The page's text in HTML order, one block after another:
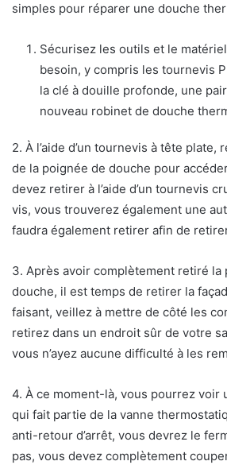
simples pour réparer une douche
Sécurisez les outils et le
besoin, y compris les tournevis
la clé à douille profonde, une
nouveau robinet de douche
2. À l’aide d’un tournevis à tête plate,
de la poignée de douche pour
devez retirer à l’aide d’un tournevis
vis, vous trouverez également une
faudra également retirer afin de
3. Après avoir complètement retiré la
douche, il est temps de retirer la
faisant, veillez à mettre de côté les
retirez dans un endroit sûr de votre
vous n’ayez aucune difficulté à les
4. À ce moment-là, vous pourrez voir
qui fait partie de la vanne
anti-retour d’arrêt, vous devrez le
pas, vous devez complètement